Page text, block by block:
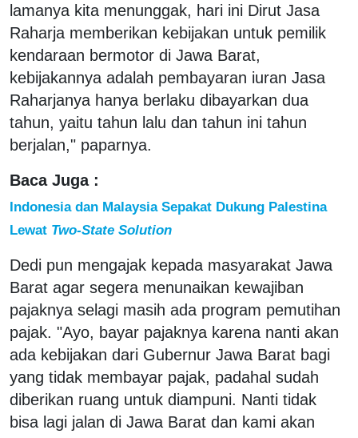
lamanya kita menunggak, hari ini Dirut Jasa
Raharja memberikan kebijakan untuk pemilik
kendaraan bermotor di Jawa Barat,
kebijakannya adalah pembayaran iuran Jasa
Raharjanya hanya berlaku dibayarkan dua
tahun, yaitu tahun lalu dan tahun ini tahun
berjalan," paparnya.
Baca Juga :
Indonesia dan Malaysia Sepakat Dukung Palestina
Lewat Two-State Solution
Dedi pun mengajak kepada masyarakat Jawa
Barat agar segera menunaikan kewajiban
pajaknya selagi masih ada program pemutihan
pajak. "Ayo, bayar pajaknya karena nanti akan
ada kebijakan dari Gubernur Jawa Barat bagi
yang tidak membayar pajak, padahal sudah
diberikan ruang untuk diampuni. Nanti tidak
bisa lagi jalan di Jawa Barat dan kami akan